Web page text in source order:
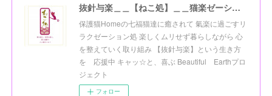
抜針与楽＿＿【ねこ処】＿＿猫楽ゼーションHome☆
保護猫Homeの七福猫達に癒されて 氣楽に過ごすリ
ラクゼーション処 楽しくムリせず暮らしながら 心
を整えていく取り組み 【抜針与楽】という生き方
を 応援中 キャッ☆と、喜ぶ Beautiful Earthプロ
ジェクト
フォロー